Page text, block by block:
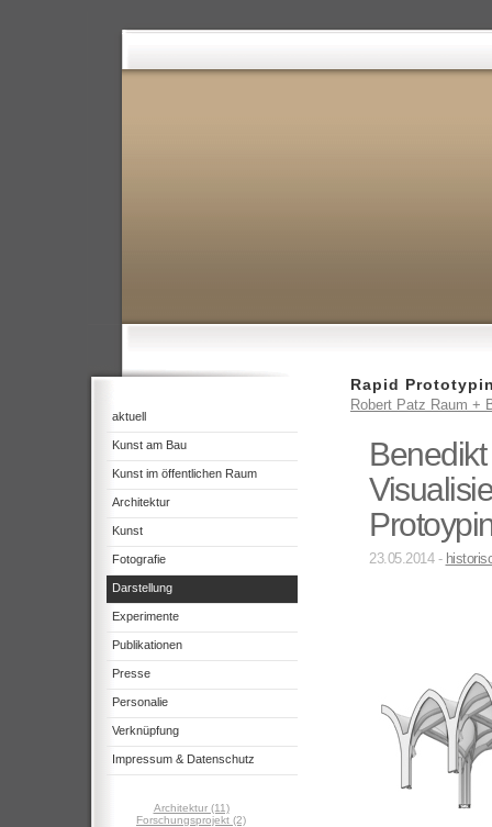
aktuell
Kunst am Bau
Kunst im öffentlichen Raum
Architektur
Kunst
Fotografie
Darstellung
Experimente
Publikationen
Presse
Personalie
Verknüpfung
Impressum & Datenschutz
Architektur (11)
Forschungsprojekt (2)
Rapid
Robert Patz Raum +
23.05.2014 -